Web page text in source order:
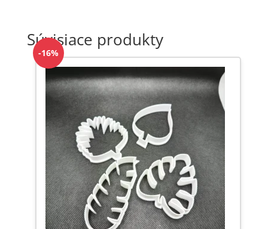
Súvisiace produkty
-16%